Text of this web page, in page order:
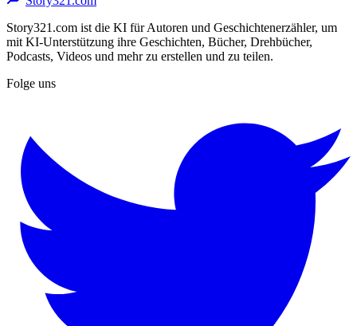
Story321.com ist die KI für Autoren und Geschichtenerzähler, um
mit KI-Unterstützung ihre Geschichten, Bücher, Drehbücher,
Podcasts, Videos und mehr zu erstellen und zu teilen.
Folge uns